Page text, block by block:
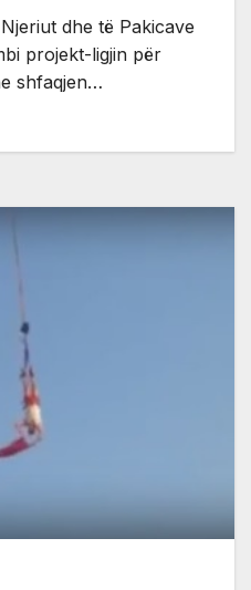
dhe të Pakicave
projekt-ligjin për
shfaqjen…